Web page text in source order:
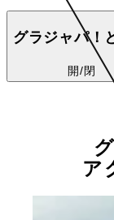
グラジャパ！
開/閉
ア